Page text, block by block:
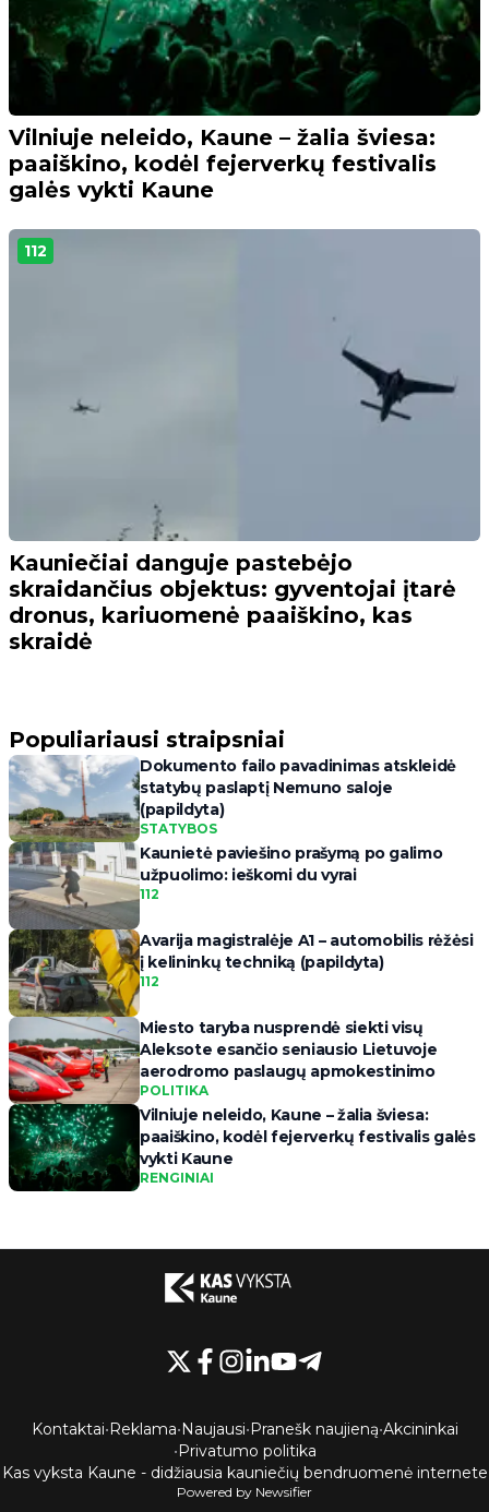
Vilniuje neleido, Kaune – žalia šviesa:
paaiškino, kodėl fejerverkų festivalis
galės vykti Kaune
112
Kauniečiai danguje pastebėjo
skraidančius objektus: gyventojai įtarė
dronus, kariuomenė paaiškino, kas
skraidė
Populiariausi straipsniai
Dokumento failo pavadinimas atskleidė
statybų paslaptį Nemuno saloje
(papildyta)
STATYBOS
Kaunietė paviešino prašymą po galimo
užpuolimo: ieškomi du vyrai
112
Avarija magistralėje A1 – automobilis rėžėsi
į kelininkų techniką (papildyta)
112
Miesto taryba nusprendė siekti visų
Aleksote esančio seniausio Lietuvoje
aerodromo paslaugų apmokestinimo
POLITIKA
Vilniuje neleido, Kaune – žalia šviesa:
paaiškino, kodėl fejerverkų festivalis galės
vykti Kaune
RENGINIAI
Kontaktai•Reklama•Naujausi•Pranešk naujieną•Akcininkai
•Privatumo politika
Kas vyksta Kaune - didžiausia kauniečių bendruomenė internete
Powered by Newsifier